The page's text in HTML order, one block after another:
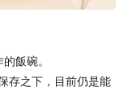
飯碗。
存之下，目前仍是能